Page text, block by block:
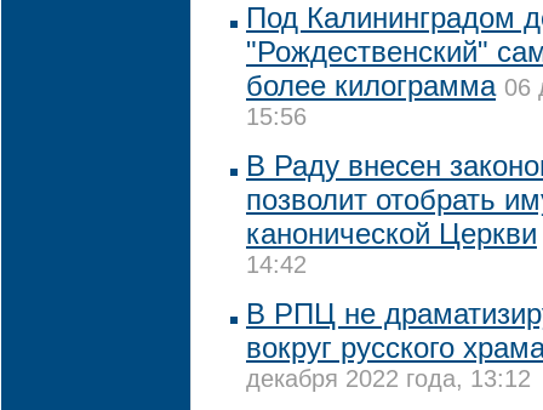
Под Калининградом
"Рождественский"
более килограмма 06
15:56
В Раду внесен
позволит отобрать
канонической Церкви
14:42
В РПЦ не
вокруг русского
декабря 2022 года, 13:12